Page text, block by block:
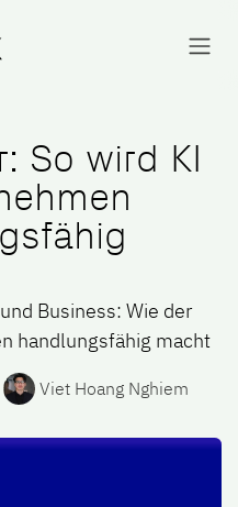
So wird KI
Business: Wie der
handlungsfähig macht
Viet Hoang Nghiem